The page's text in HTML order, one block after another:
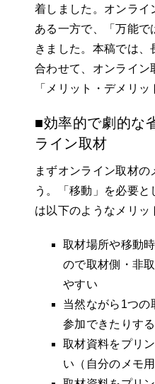
着しました。オンライ
ある一方で、「万能で
きました。本稿では、
合わせて、オンライン
「メリット・デメリッ
■効率的で劇的な
ライン取材
まずオンライン取材の
う。「移動」を必要と
は以下のようなメリッ
取材場所や移動
ので取材側・非
やすい
当然ながら1つの
参加できたりする
取材資料をプリ
い（自分のメモ用